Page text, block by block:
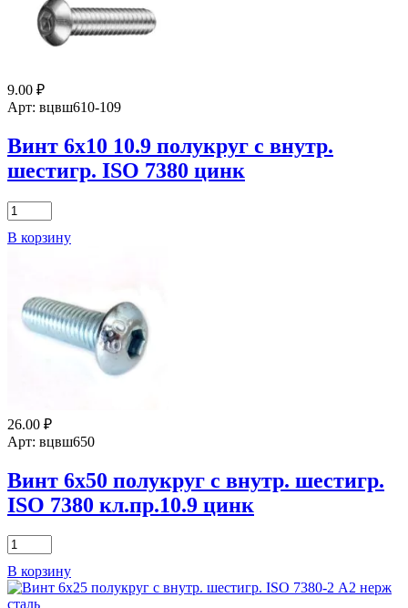
полукруг
внутр.
7380
цинк
9.00 ₽
Арт: вцвш610-109
Винт 6х10 10.9 полукруг с внутр.
шестигр. ISO 7380 цинк
Количество
товара
Винт
внутр.
шестигр.
В корзину
26.00 ₽
Арт: вцвш650
Винт 6х50 полукруг с внутр. шестигр.
ISO 7380 кл.пр.10.9 цинк
Количество
товара
Винт
6х50
В корзину